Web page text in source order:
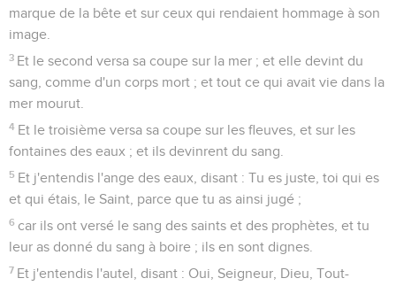
marque de la bête et sur ceux qui rendaient hommage à son
image.
3 Et le second versa sa coupe sur la mer ; et elle devint du
sang, comme d'un corps mort ; et tout ce qui avait vie dans la
mer mourut.
4 Et le troisième versa sa coupe sur les fleuves, et sur les
fontaines des eaux ; et ils devinrent du sang.
5 Et j'entendis l'ange des eaux, disant : Tu es juste, toi qui es
et qui étais, le Saint, parce que tu as ainsi jugé ;
6 car ils ont versé le sang des saints et des prophètes, et tu
leur as donné du sang à boire ; ils en sont dignes.
7 Et j'entendis l'autel, disant : Oui, Seigneur, Dieu, Tout-